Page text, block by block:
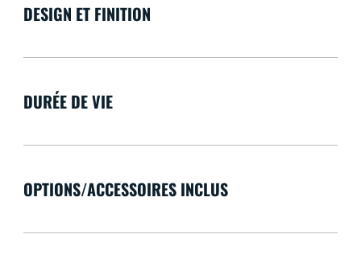
DESIGN ET FINITION
DURÉE DE VIE
OPTIONS/ACCESSOIRES INCLUS